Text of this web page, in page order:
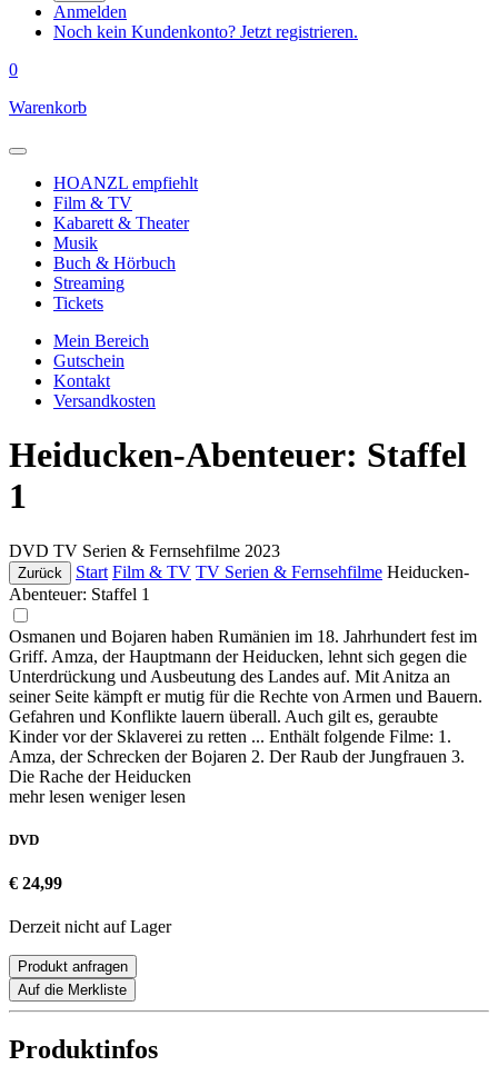
Anmelden
Noch kein Kundenkonto? Jetzt registrieren.
0
Warenkorb
HOANZL empfiehlt
Film & TV
Kabarett & Theater
Musik
Buch & Hörbuch
Streaming
Tickets
Mein Bereich
Gutschein
Kontakt
Versandkosten
Heiducken-Abenteuer: Staffel
1
DVD TV Serien & Fernsehfilme 2023
Zurück Start Film & TV TV Serien & Fernsehfilme Heiducken-
Abenteuer: Staffel 1
Osmanen und Bojaren haben Rumänien im 18. Jahrhundert fest im
Griff. Amza, der Hauptmann der Heiducken, lehnt sich gegen die
Unterdrückung und Ausbeutung des Landes auf. Mit Anitza an
seiner Seite kämpft er mutig für die Rechte von Armen und Bauern.
Gefahren und Konflikte lauern überall. Auch gilt es, geraubte
Kinder vor der Sklaverei zu retten ... Enthält folgende Filme: 1.
Amza, der Schrecken der Bojaren 2. Der Raub der Jungfrauen 3.
Die Rache der Heiducken
mehr lesen weniger lesen
DVD
€ 24,99
Derzeit nicht auf Lager
Produkt anfragen
Auf die Merkliste
Produktinfos